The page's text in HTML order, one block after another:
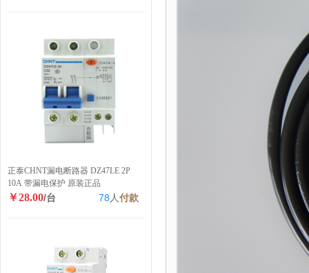
正泰CHNT漏电断路器 DZ47LE 2P
10A 带漏电保护 原装正品
￥28.00/台 78 人付款